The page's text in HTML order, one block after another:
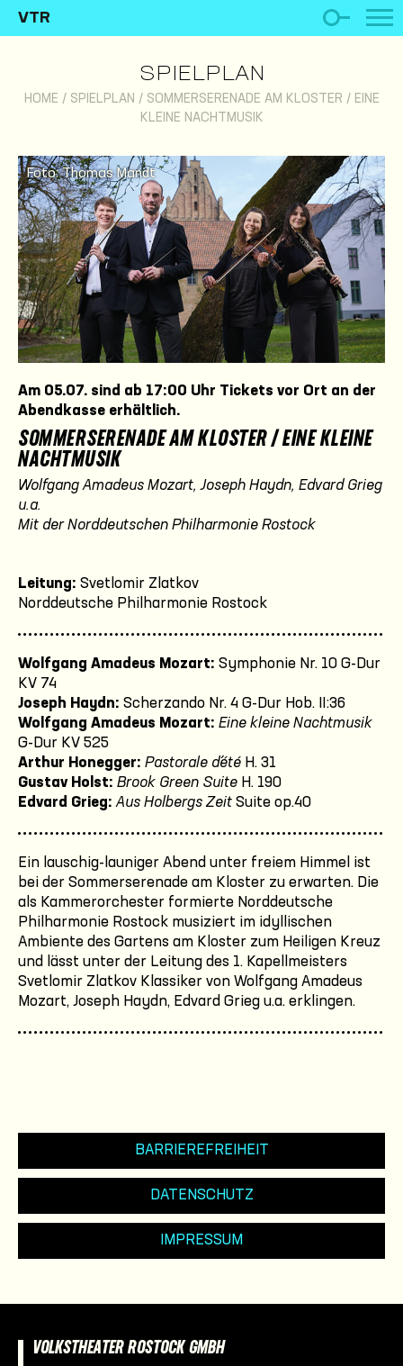
VTR
SPIELPLAN
HOME / SPIELPLAN / SOMMERSERENADE AM KLOSTER / EINE
KLEINE NACHTMUSIK
Foto: Thomas Mandt
Am 05.07. sind ab 17:00 Uhr Tickets vor Ort an der
Abendkasse erhältlich.
SOMMERSERENADE AM KLOSTER / EINE KLEINE
NACHTMUSIK
Wolfgang Amadeus Mozart, Joseph Haydn, Edvard Grieg
u.a.
Mit der Norddeutschen Philharmonie Rostock
Leitung: Svetlomir Zlatkov
Norddeutsche Philharmonie Rostock
Wolfgang Amadeus Mozart: Symphonie Nr. 10 G-Dur
KV 74
Joseph Haydn: Scherzando Nr. 4 G-Dur Hob. II:36
Wolfgang Amadeus Mozart: Eine kleine Nachtmusik
G-Dur KV 525
Arthur Honegger: Pastorale d´été H. 31
Gustav Holst: Brook Green Suite H. 190
Edvard Grieg: Aus Holbergs Zeit Suite op.40
Ein lauschig-launiger Abend unter freiem Himmel ist
bei der Sommerserenade am Kloster zu erwarten. Die
als Kammerorchester formierte Norddeutsche
Philharmonie Rostock musiziert im idyllischen
Ambiente des Gartens am Kloster zum Heiligen Kreuz
und lässt unter der Leitung des 1. Kapellmeisters
Svetlomir Zlatkov Klassiker von Wolfgang Amadeus
Mozart, Joseph Haydn, Edvard Grieg u.a. erklingen.
BARRIEREFREIHEIT
DATENSCHUTZ
IMPRESSUM
VOLKSTHEATER ROSTOCK GMBH